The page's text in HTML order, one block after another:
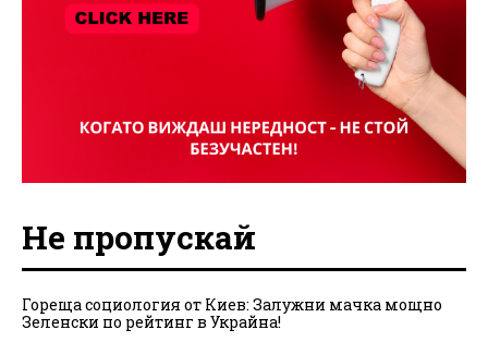
Не пропускай
Гореща социология от Киев: Залужни мачка мощно
Зеленски по рейтинг в Украйна!